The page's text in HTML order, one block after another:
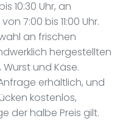
10:30 Uhr, an
7:00 bis 11:00 Uhr.
an frischen
hergestellten
und Käse.
erhältlich, und
kostenlos,
der halbe Preis gilt.